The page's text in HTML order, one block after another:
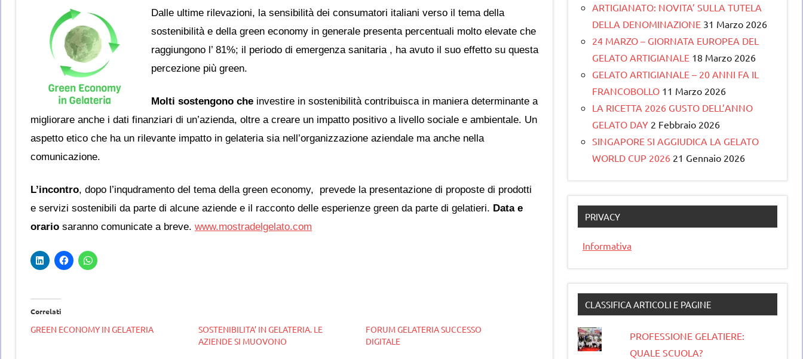
Dalle ultime rilevazioni, la sensibilità dei consumatori italiani verso il tema della
sostenibilità e della green economy in generale presenta percentuali molto elevate che
raggiungono l’ 81%; il periodo di emergenza sanitaria , ha avuto il suo effetto su questa
percezione più green.
Molti sostengono che investire in sostenibilità contribuisca in maniera determinante a
migliorare anche i dati finanziari di un’azienda, oltre a creare un impatto positivo a livello sociale e ambientale. Un
aspetto etico che ha un rilevante impatto in gelateria sia nell’organizzazione aziendale ma anche nella
comunicazione.
L’incontro, dopo l’inqudramento del tema della green economy, prevede la presentazione di proposte di prodotti
e servizi sostenibili da parte di alcune aziende e il racconto delle esperienze green da parte di gelatieri. Data e
orario saranno comunicate a breve. www.mostradelgelato.com
Correlati
GREEN ECONOMY IN GELATERIA
SOSTENIBILITA’ IN GELATERIA. LE
AZIENDE SI MUOVONO
FORUM GELATERIA SUCCESSO
DIGITALE
ARTIGIANATO: NOVITA’ SULLA TUTELA
DELLA DENOMINAZIONE 31 Marzo 2026
24 MARZO – GIORNATA EUROPEA DEL
GELATO ARTIGIANALE 18 Marzo 2026
GELATO ARTIGIANALE – 20 ANNI FA IL
FRANCOBOLLO 11 Marzo 2026
LA RICETTA 2026 GUSTO DELL’ANNO
GELATO DAY 2 Febbraio 2026
SINGAPORE SI AGGIUDICA LA GELATO
WORLD CUP 2026 21 Gennaio 2026
PRIVACY
Informativa
CLASSIFICA ARTICOLI E PAGINE
PROFESSIONE GELATIERE:
QUALE SCUOLA?